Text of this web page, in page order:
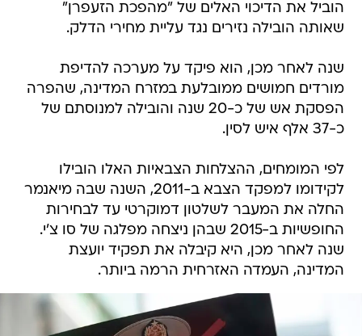
הוביל את הדיכוי האלים של "מהפכת הזעפרן"
שאותה הובילה נזירים נגד עליית מחירי הדלק.
שנה לאחר מכן, הוא פיקד על מערכה להדיפת
מורדים חמושים ממובלעת במזרח המדינה, שהפרה
הפסקת אש של כ-20 שנה והובילה למנוסתם של
כ-37 אלף איש לסין.
לפי המומחים, ההצלחות הצבאיות האלו הובילו
לקידומו למפקד הצבא ב-2011, השנה שבה מיאנמר
החלה את המעבר לשלטון דמוקרטי עד לבחירות
החופשיות ב-2015 שבהן ניצחה מפלגה של סו צ'י.
שנה לאחר מכן, היא קיבלה את תפקיד יועצת
המדינה, העמדה האזרחית הרמה ביותר.